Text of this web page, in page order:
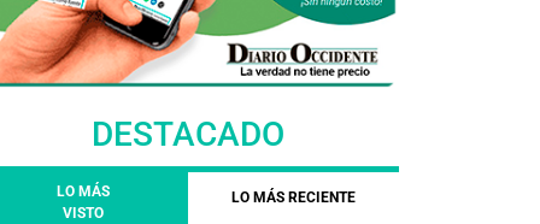
DESTACADO
LO MÁS
VISTO
LO MÁS RECIENTE